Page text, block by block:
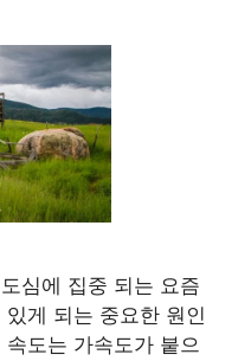
심에 집중 되는 요즘
게 되는 중요한 원인
도는 가속도가 붙으